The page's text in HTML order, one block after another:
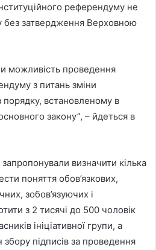
референдуму не
без затвердження Верховною
можливість проведення
з питань зміни
порядку, встановленому в
закону”, – йдеться в
визначити кілька
поняття обов’язкових,
зобов’язуючих і
з 2 тисячі до 500 чоловік
ініціативної групи, а
підписів за проведення